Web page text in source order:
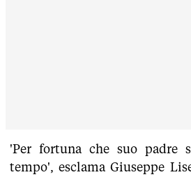
'Per fortuna che suo padre
tempo', esclama Giuseppe